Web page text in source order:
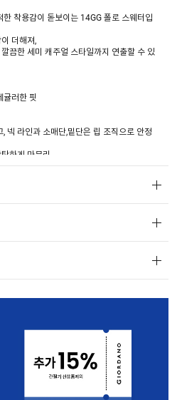
착용감이 돋보이는 14GG 폴로 스웨터입
더해져,
끔한 세미 캐주얼 스타일까지 연출할 수 있
귤러한 핏
넥 라인과 소매단,밑단은 립 조직으로 안정
하게 마무리
운 디테일 적용
리가 편함